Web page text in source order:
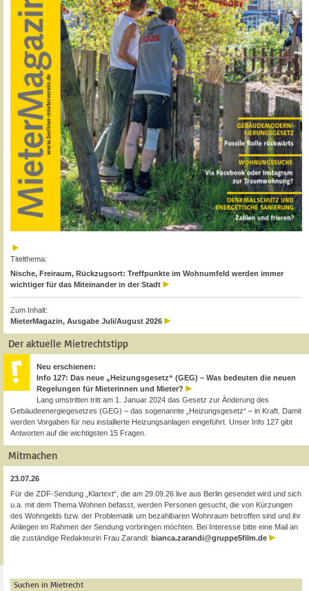
Titelthema:
Nische, Freiraum, Rückzugsort: Treffpunkte im Wohnumfeld werden immer
wichtiger für das Miteinander in der Stadt
Zum Inhalt:
MieterMagazin, Ausgabe Juli/August 2026
Der aktuelle Mietrechtstipp
Neu erschienen:
Info 127: Das neue „Heizungsgesetz“ (GEG) – Was bedeuten die neuen
Regelungen für Mieterinnen und Mieter?
Lang umstritten tritt am 1. Januar 2024 das Gesetz zur Änderung des
Gebäudeenergiegesetzes (GEG) – das sogenannte „Heizungsgesetz“ – in Kraft. Damit
werden Vorgaben für neu installierte Heizungsanlagen eingeführt. Unser Info 127 gibt
Antworten auf die wichtigsten 15 Fragen.
Mitmachen
23.07.26
Für die ZDF-Sendung „Klartext“, die am 29.09.26 live aus Berlin gesendet wird und sich
u.a. mit dem Thema Wohnen befasst, werden Personen gesucht, die von Kürzungen
des Wohngelds bzw. der Problematik um bezahlbaren Wohnraum betroffen sind und ihr
Anliegen im Rahmen der Sendung vorbringen möchten. Bei Interesse bitte eine Mail an
die zuständige Redakteurin Frau Zarandi: bianca.zarandi@gruppe5film.de
Suchen in Mietrecht